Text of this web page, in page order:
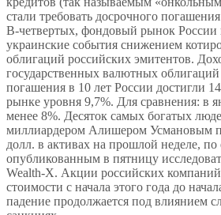
стали требовать досрочного
В-четвертых, фондовый рынок России
украинские события снижением
облигаций российских эмитентов.
государственных валютных
погашения в 10 лет России достигли
рынке уровня 9,7%. Для сравнения: в
менее 8%. Десяток самых богатых
миллиардером Алишером Усмановым
долл. в активах на прошлой неделе, по
опубликованным в пятницу
Wealth-X. Акции российских компаний
стоимости с начала этого года до
падение продолжается под влиянием